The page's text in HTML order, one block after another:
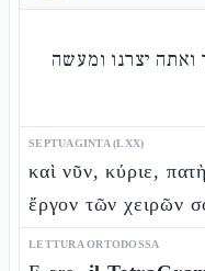
ואתה יצרנו ומעשה
SEPTUAGINTA (LXX)
καὶ νῦν, κύριε,
ἔργον τῶν χειρῶν
LETTURA ORTODOSSA